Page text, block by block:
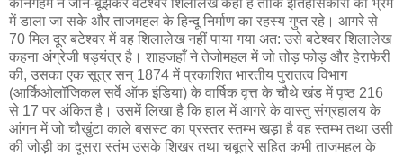
कनिंगहम ने जान-बूझकर वटेश्वर शिलालेख कहा है ताकि इतिहासकारों को भ्रम
में डाला जा सके और ताजमहल के हिन्दू निर्माण का रहस्य गुप्त रहे। आगरे से
70 मिल दूर बटेश्वर में वह शिलालेख नहीं पाया गया अत: उसे बटेश्वर शिलालेख
कहना अंग्रेजी षड्‍यंत्र है। शाहजहाँ ने तेजोमहल में जो तोड़ फोड़ और हेराफेरी
की, उसका एक सूत्र सन् 1874 में प्रकाशित भारतीय पुरातत्व विभाग
(आर्किओलॉजिकल सर्वे ऑफ इंडिया) के वार्षिक वृत्त के चौथे खंड में पृष्ठ 216
से 17 पर अंकित है। उसमें लिखा है कि हाल में आगरे के वास्तु संग्रहालय के
आंगन में जो चौखुंटा काले बसस्ट का प्रस्तर स्तम्भ खड़ा है वह स्तम्भ तथा उसी
की जोड़ी का दूसरा स्तंभ उसके शिखर तथा चबूतरे सहित कभी ताजमहल के